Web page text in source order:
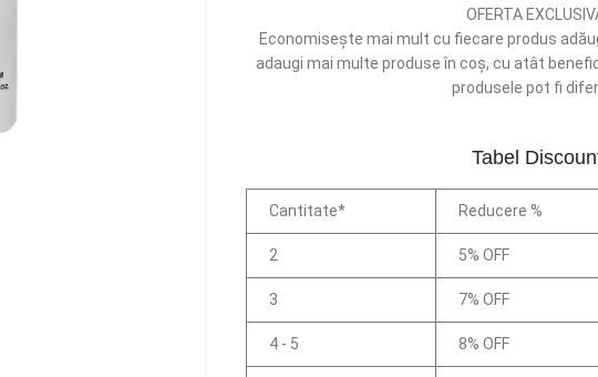
OFERTA
Economisește mai mult cu fiecare produs
adaugi mai multe produse în coș, cu atât
produsele pot fi
Tabel
Cantitate* Reducere %
2 5% OFF
3 7% OFF
4 - 5 8% OFF